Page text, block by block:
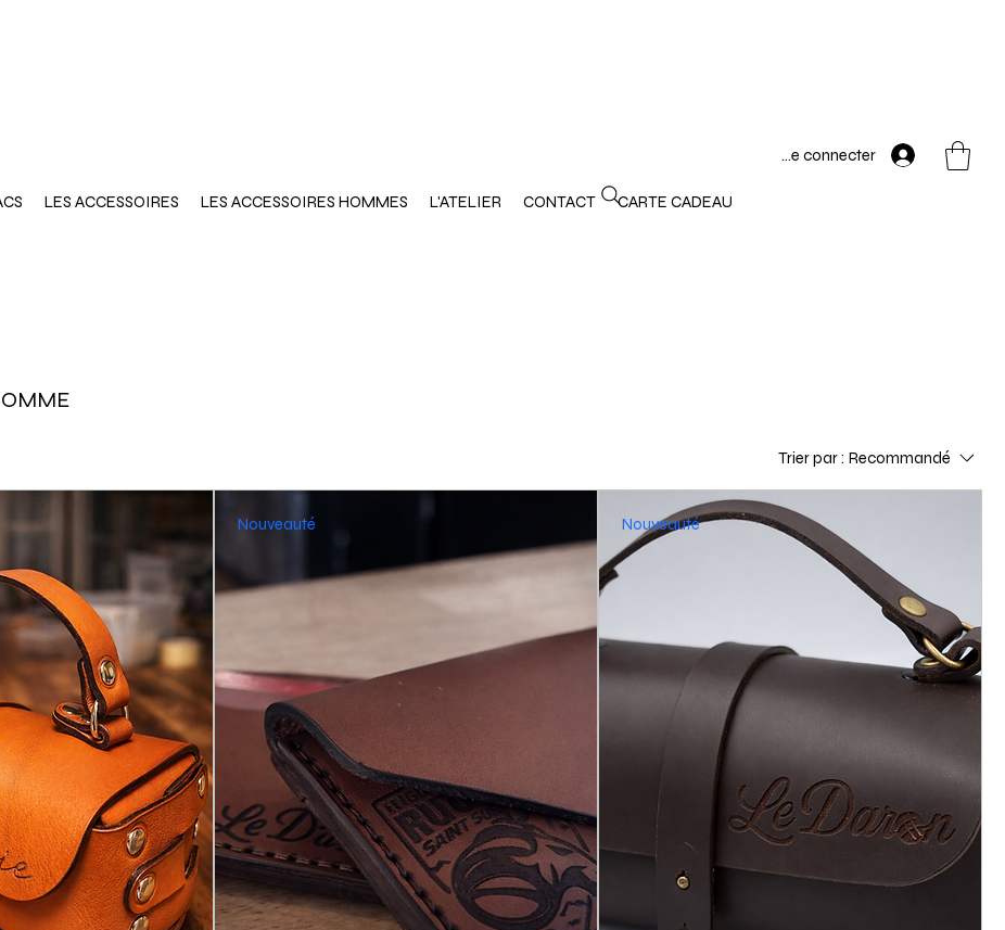
Se connecter
LES ACCESSOIRES LES ACCESSOIRES HOMMES L'ATELIER CONTACT CARTE CADEAU
Trier par : Recommandé
Nouveauté Nouveauté